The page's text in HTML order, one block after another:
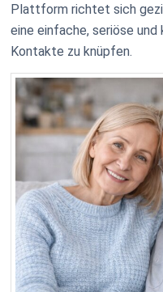
Plattform richtet sich
eine einfache, seriöse
Kontakte zu knüpfen.